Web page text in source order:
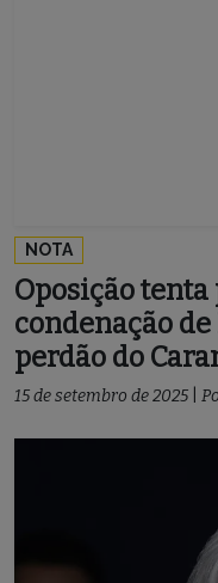
NOTA
Oposição
condenação
perdão do
15 de setembro de 2025